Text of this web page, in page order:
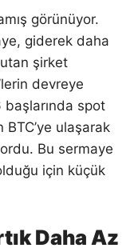
görünüyor.
giderek daha
şirket
devreye
başlarında spot
BTC’ye ulaşarak
Bu sermaye
için küçük
Daha Az